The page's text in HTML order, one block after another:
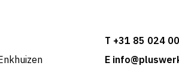
T +31 85 024
E